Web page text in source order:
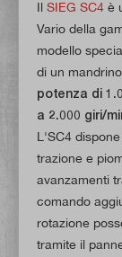
Il SIEG SC4 è
Vario della
modello
di un
potenza di
a 2.000 giri/
L'SC4
trazione e
avanzamenti
comando
rotazione
tramite il